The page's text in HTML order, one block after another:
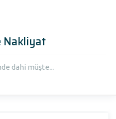
Nakliyat
dahi müşte...